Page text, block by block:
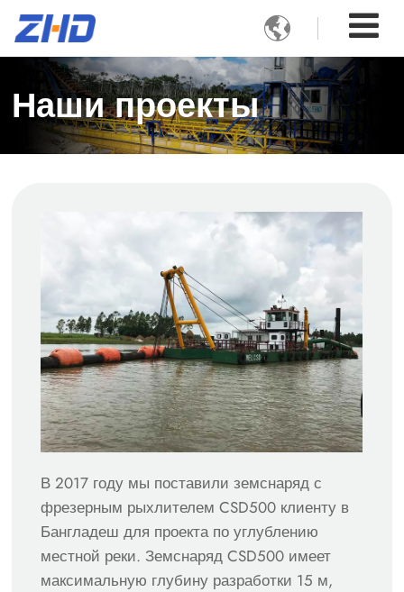

Наши проекты
В 2017 году мы поставили земснаряд с
фрезерным рыхлителем CSD500 клиенту в
Бангладеш для проекта по углублению
местной реки. Земснаряд CSD500 имеет
максимальную глубину разработки 15 м,